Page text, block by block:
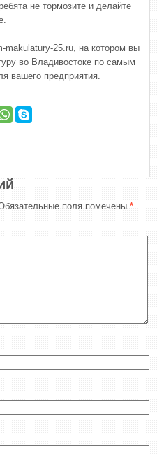
не тормозите и делайте
makulatury-25.ru, на котором вы
во Владивостоке по самым
вашего предприятия.
поля помечены *